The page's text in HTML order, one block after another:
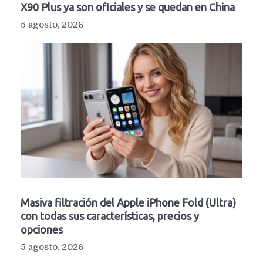
X90 Plus ya son oficiales y se quedan en China
5 agosto, 2026
Masiva filtración del Apple iPhone Fold (Ultra)
con todas sus características, precios y
opciones
5 agosto, 2026